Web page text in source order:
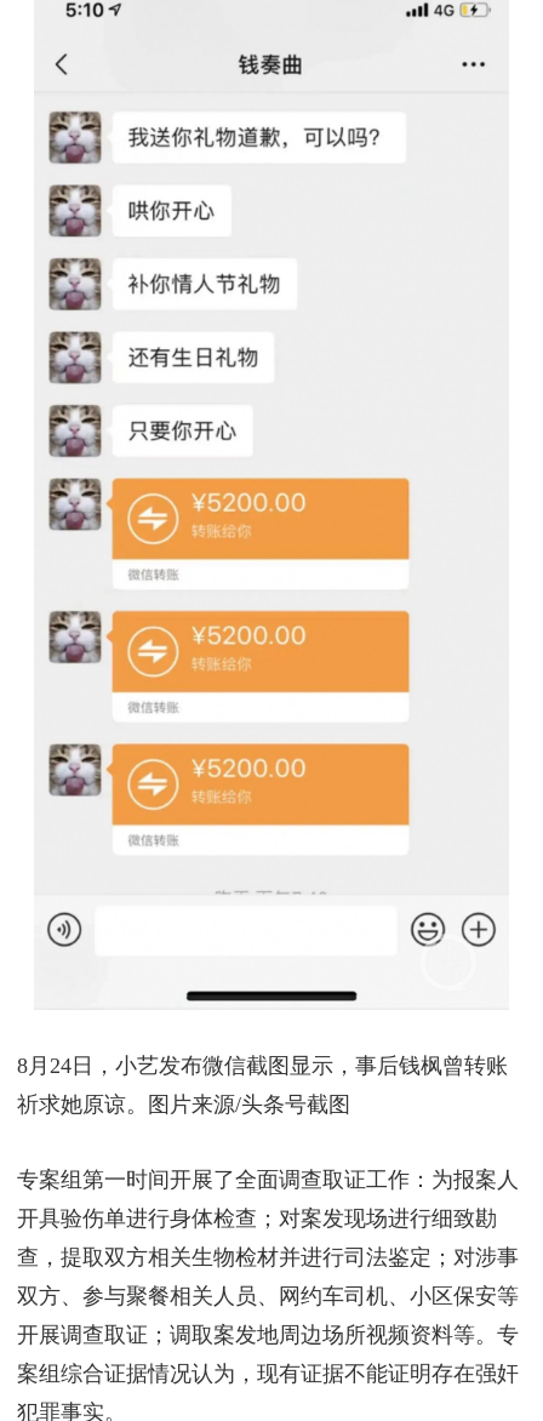
8月24日，小艺发布微信截图显示，事后钱枫曾转账
祈求她原谅。图片来源/头条号截图
专案组第一时间开展了全面调查取证工作：为报案人
开具验伤单进行身体检查；对案发现场进行细致勘
查，提取双方相关生物检材并进行司法鉴定；对涉事
双方、参与聚餐相关人员、网约车司机、小区保安等
开展调查取证；调取案发地周边场所视频资料等。专
案组综合证据情况认为，现有证据不能证明存在强奸
犯罪事实。